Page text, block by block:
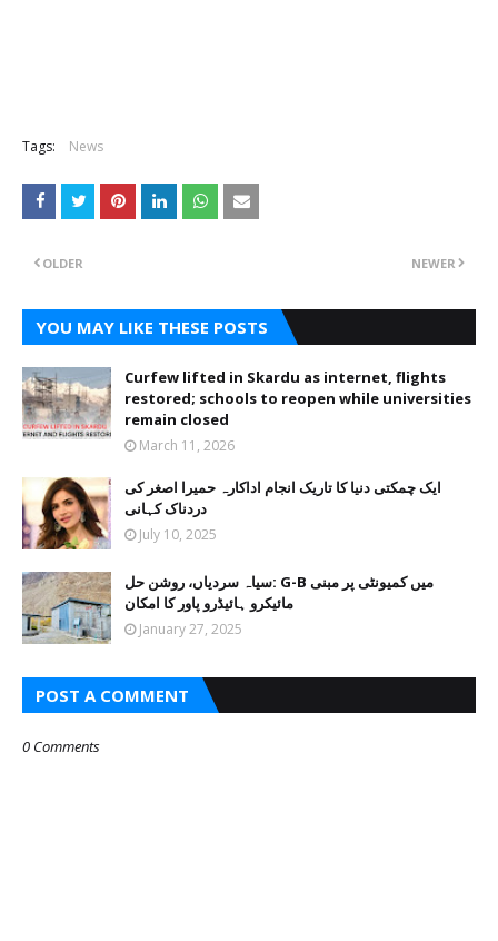
Tags: News
NEWER
OLDER
YOU MAY LIKE THESE POSTS
Curfew lifted in Skardu as internet, flights
restored; schools to reopen while universities
remain closed
March 11, 2026
ایک چمکتی دنیا کا تاریک انجام اداکارہ حمیرا اصغر کی
دردناک کہانی
July 10, 2025
سیاہ سردیاں، روشن حل: G-B میں کمیونٹی پر مبنی
مائیکرو ہائیڈرو پاور کا امکان
January 27, 2025
POST A COMMENT
0 Comments